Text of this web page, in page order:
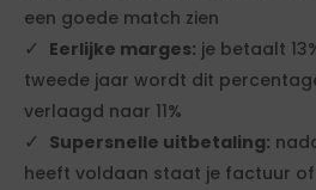
een goede match zien
Eerlijke marges: je betaalt
tweede jaar wordt dit
verlaagd naar 11%
Supersnelle uitbetaling:
heeft voldaan staat je factuur